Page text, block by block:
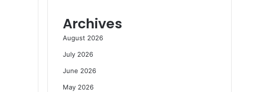
Archives
August 2026
July 2026
June 2026
May 2026